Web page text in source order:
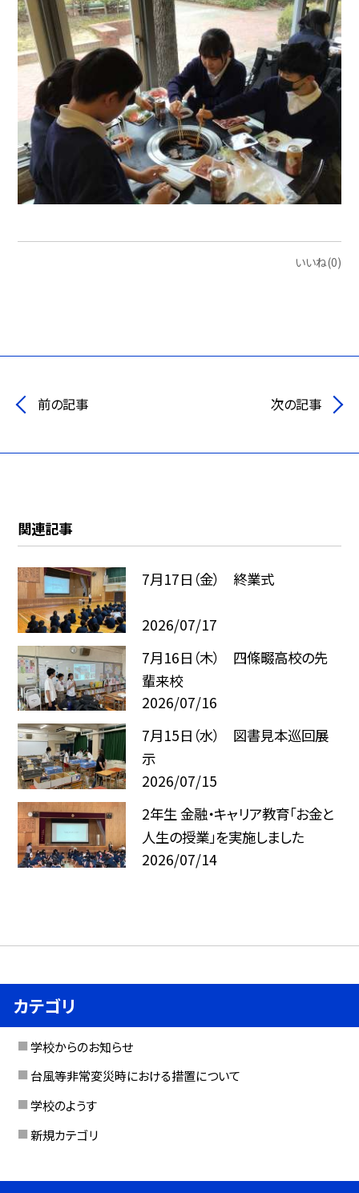
いいね(0)
前の記事 次の記事
関連記事
7月17日（金） 終業式
2026/07/17
7月16日（木） 四條畷高校の先
輩来校
2026/07/16
7月15日（水） 図書見本巡回展
示
2026/07/15
2年生 金融・キャリア教育「お金と
人生の授業」を実施しました
2026/07/14
カテゴリ
学校からのお知らせ
台風等非常変災時における措置について
学校のようす
新規カテゴリ